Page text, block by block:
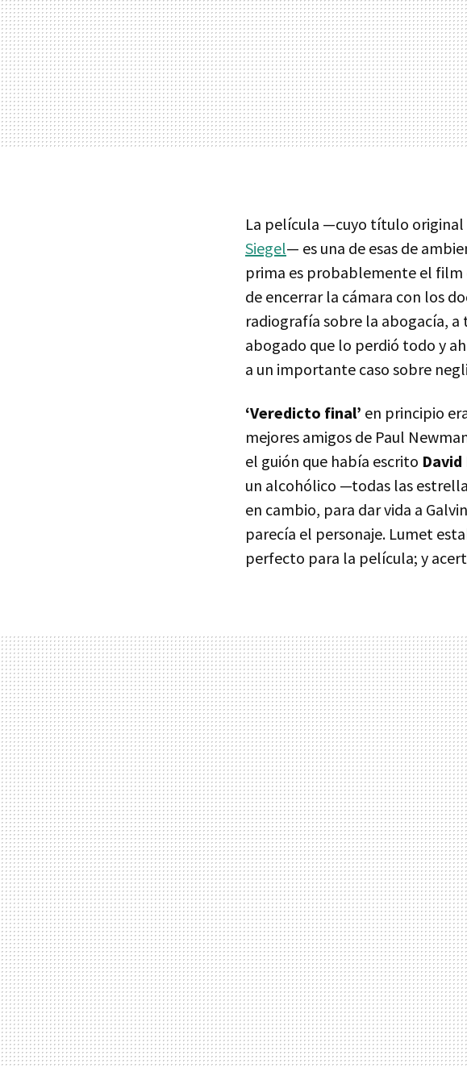
La película —cuyo título original
Siegel— es una de esas de
prima es probablemente el film
de encerrar la cámara con los
radiografía sobre la abogacía, a
abogado que lo perdió todo y
a un importante caso sobre
‘Veredicto final’ en principio
mejores amigos de Paul
el guión que había escrito
un alcohólico —todas las
en cambio, para dar vida a
parecía el personaje. Lumet
perfecto para la película; y